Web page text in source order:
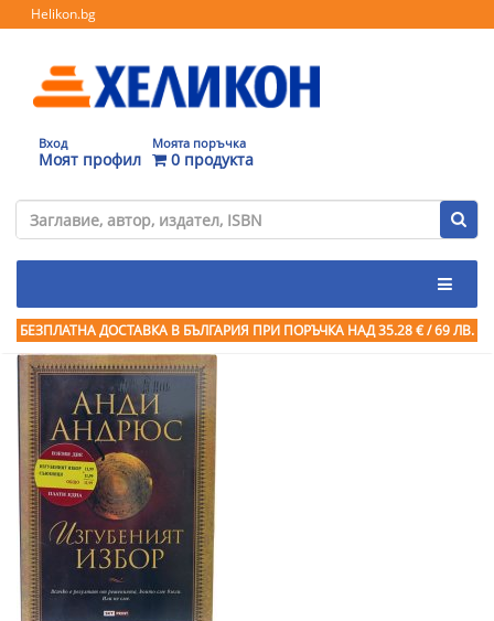
Helikon.bg
Вход
Моят профил
Моята поръчка
0 продукта
БЕЗПЛАТНА ДОСТАВКА В БЪЛГАРИЯ ПРИ ПОРЪЧКА НАД 35.28 € / 69 ЛВ.